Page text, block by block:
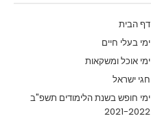
דף הבית
ימי בעלי חיים
ימי אוכל ומשקאות
חגי ישראל
ימי חופש בשנת הלימודים תשפ"ב
2021-2022